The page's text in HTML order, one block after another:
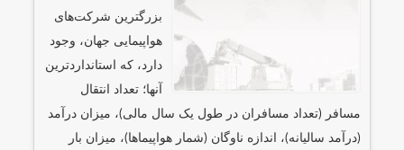
بزرگترین شرکت‌های
هواپیمایی جهان، وجود
دارد، که استانداردترین
آنها؛ تعداد انتقال
مسافر (تعداد مسافران در طول یک سال مالی)، میزان درآمد
(درآمد سالیانه)، اندازه ناوگان (شمار هواپیماها)، میزان بار